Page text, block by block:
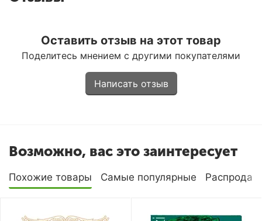
Оставить отзыв на этот товар
Поделитесь мнением с другими покупателями
Написать отзыв
Возможно, вас это заинтересует
Похожие товары Самые популярные